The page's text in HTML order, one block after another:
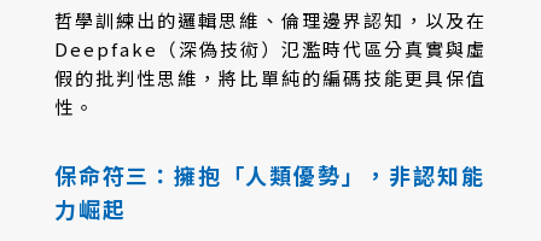
哲學訓練出的邏輯思維、倫理邊界認知，以及在
Deepfake（深偽技術）氾濫時代區分真實與虛
假的批判性思維，將比單純的編碼技能更具保值
性。
保命符三：擁抱「人類優勢」，非認知能
力崛起